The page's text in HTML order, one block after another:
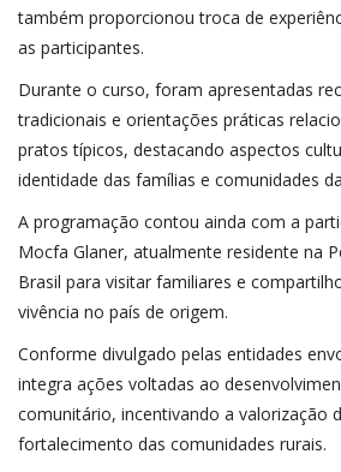
também proporcionou troca de
as participantes.
Durante o curso, foram apresentadas
tradicionais e orientações práticas
pratos típicos, destacando aspectos
identidade das famílias e comunidades
A programação contou ainda com a
Mocfa Glaner, atualmente residente na
Brasil para visitar familiares e
vivência no país de origem.
Conforme divulgado pelas entidades
integra ações voltadas ao
comunitário, incentivando a valorização
fortalecimento das comunidades rurais.